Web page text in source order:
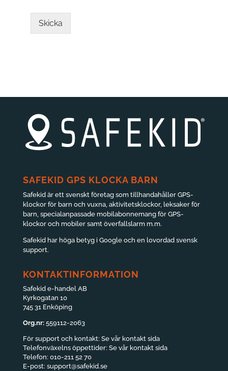
Skicka
SAFEKID GPS KLOCKA BARN
Safekid är ett svenskt företag som tillhandahåller GPS-
klockor för barn och vuxna, aktivitetsklockor, leksaker för
barn, specialanpassade mobilabonnemang för GPS-
klockor och mobiler samt överfallslarm m.m.
Safekid har höga betyg i Google och en lovordad svensk
support.
KONTAKTINFORMATION
Safekid e-handel AB
Kyrkogatan 10
745 31 Enköping
Org.nr:559112-2063
För support och kontakt: Se vår kontakt sida
Telefonväxelns öppettider: Se vår kontakt sida
Telefon: 010-211 52 70
E-post: support@safekid.se